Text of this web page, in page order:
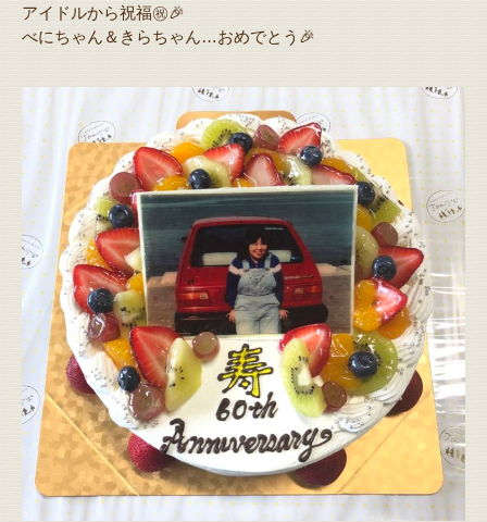
アイドルから祝福㊗️🎉
べにちゃん＆きらちゃん…おめでとう🎉